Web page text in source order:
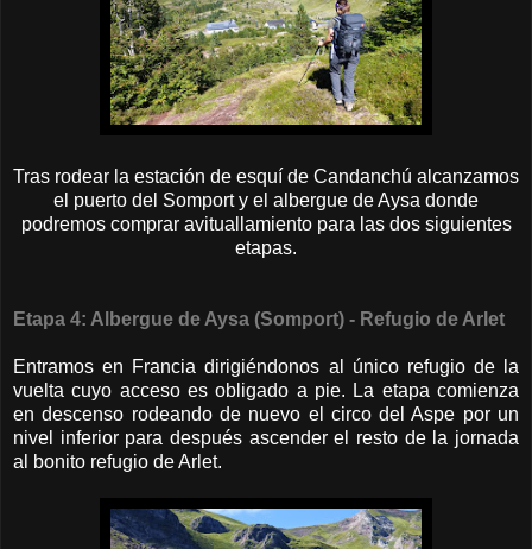
Tras rodear la estación de esquí de Candanchú alcanzamos
el puerto del Somport y el albergue de Aysa donde
podremos comprar avituallamiento para las dos siguientes
etapas.
Etapa 4: Albergue de Aysa (Somport) - Refugio de Arlet
Entramos en Francia dirigiéndonos al único refugio de la
vuelta cuyo acceso es obligado a pie. La etapa comienza
en descenso rodeando de nuevo el circo del Aspe por un
nivel inferior para después ascender el resto de la jornada
al bonito refugio de Arlet.